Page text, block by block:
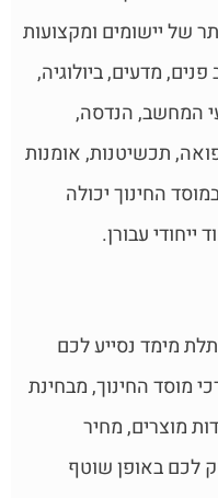
של יישומים ומקצועות
מדעים, ביולוגיה,
המחשב, הנדסה,
תכשיטנות, אומנות
החינוך יכולה
ייחודי עבורן.
מימד נסייע לכם
מוסד החינוך, מבחינת
מוצרים, מחיר
לכם באופן שוטף